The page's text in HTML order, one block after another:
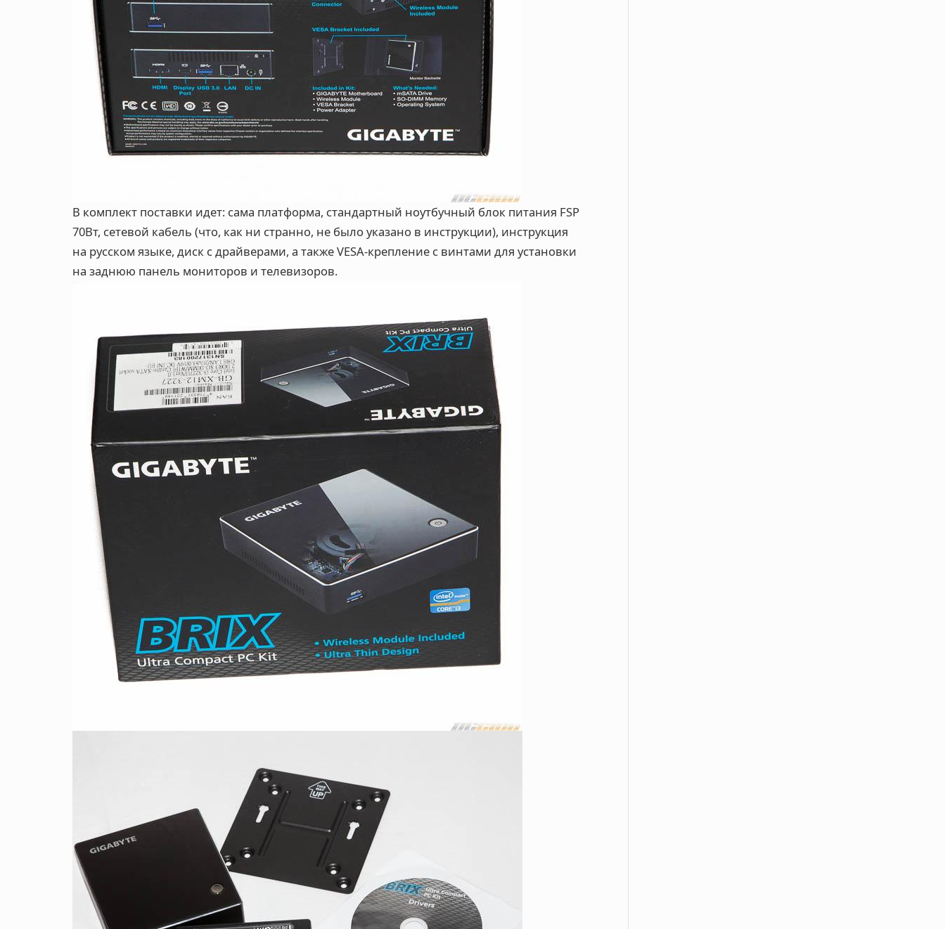
В комплект поставки идет: сама платформа, стандартный ноутбучный блок питания FSP
70Вт, сетевой кабель (что, как ни странно, не было указано в инструкции), инструкция
на русском языке, диск с драйверами, а также VESA-крепление с винтами для установки
на заднюю панель мониторов и телевизоров.